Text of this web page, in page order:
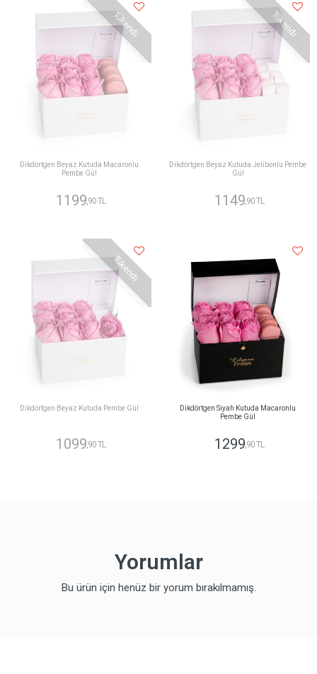
Tükendi
Dikdörtgen Beyaz Kutuda Macaronlu
Pembe Gül
1199 ,90 TL
Tükendi
Dikdörtgen Beyaz Kutuda Jelibonlu Pembe
Gül
1149 ,90 TL
Tükendi
Dikdörtgen Beyaz Kutuda Pembe Gül
1099,90 TL
Dikdörtgen Siyah Kutuda Macaronlu
Pembe Gül
1299,90 TL
Yorumlar
Bu ürün için henüz bir yorum bırakılmamış.